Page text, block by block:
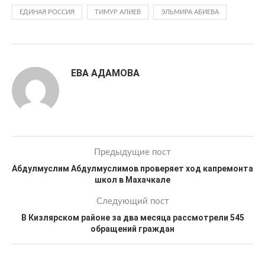
ЕДИНАЯ РОССИЯ ТИМУР АЛИЕВ ЭЛЬМИРА АБИЕВА
ЕВА АДАМОВА
Предыдущие пост
Абдулмуслим Абдулмуслимов проверяет ход капремонта
школ в Махачкале
Следующий пост
В Кизлярском районе за два месяца рассмотрели 545
обращений граждан